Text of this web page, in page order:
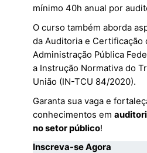
mínimo 40h anual por
O curso também aborda
da Auditoria e Certificação
Administração Pública
a Instrução Normativa do
União (IN-TCU 84/2020).
Garanta sua vaga e
conhecimentos em
no setor público!
Inscreva-se Agora